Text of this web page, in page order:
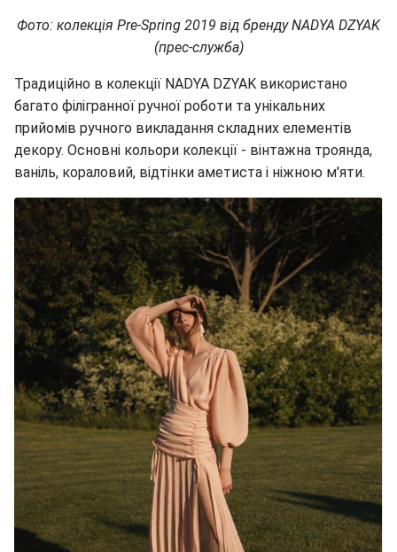
Фото: колекція Pre-Spring 2019 від бренду NADYA DZYAK
(прес-служба)
Традиційно в колекції NADYA DZYAK використано
багато філігранної ручної роботи та унікальних
прийомів ручного викладання складних елементів
декору. Основні кольори колекції - вінтажна троянда,
ваніль, кораловий, відтінки аметиста і ніжною м'яти.